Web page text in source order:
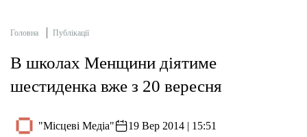
Головна Публікації
В школах Менщини діятиме
шестиденка вже з 20 вересня
"Місцеві Медіа" 19 Вер 2014 | 15:51